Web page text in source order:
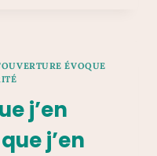
ÉVOQUE
j’en
j’en